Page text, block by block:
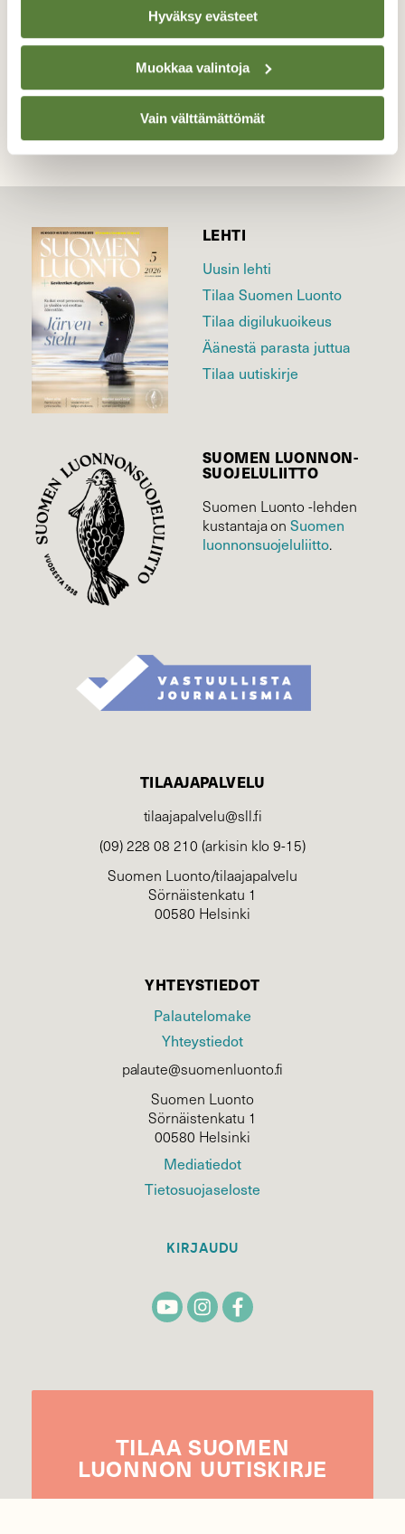
Hyväksy evästeet
Muokkaa valintoja
Vain välttämättömät
TAKAISIN LISTAAN
LEHTI
Uusin lehti
Tilaa Suomen Luonto
Tilaa digilukuoikeus
Äänestä parasta juttua
Tilaa uutiskirje
SUOMEN LUONNON­
SUOJELU­LIITTO
Suomen Luonto -lehden
kustantaja onSuomen
luonnonsuojelu­liitto.
TILAAJAPALVELU
tilaajapalvelu@sll.fi
(09) 228 08 210 (arkisin klo 9-15)
Suomen Luonto/tilaajapalvelu
Sörnäistenkatu 1
00580 Helsinki
YHTEYSTIEDOT
Palautelomake
Yhteystiedot
palaute@suomenluonto.fi
Suomen Luonto
Sörnäistenkatu 1
00580 Helsinki
Mediatiedot
Tietosuojaseloste
KIRJAUDU
TILAA SUOMEN
LUONNON UUTIS­KIRJE